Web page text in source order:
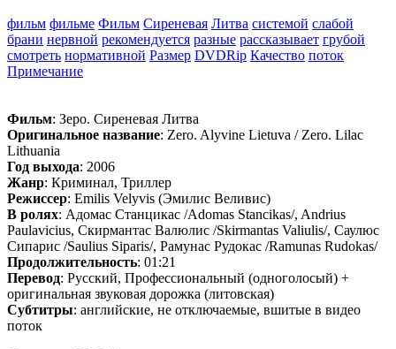
фильм фильме Фильм Сиреневая Литва системой слабой
брани нервной рекомендуется разные рассказывает грубой
смотреть нормативной Размер DVDRip Качество поток
Примечание
Фильм: Зеро. Сиреневая Литва
Оригинальное название: Zero. Alyvine Lietuva / Zero. Lilac
Lithuania
Год выхода: 2006
Жанр: Криминал, Триллер
Режиссер: Emilis Velyvis (Эмилис Веливис)
В ролях: Адомас Станцикас /Adomas Stancikas/, Andrius
Paulavicius, Скирмантас Валюлис /Skirmantas Valiulis/, Саулюс
Сипарис /Saulius Siparis/, Рамунас Рудокас /Ramunas Rudokas/
Продолжительность: 01:21
Перевод: Русский, Профессиональный (одноголосый) +
оригинальная звуковая дорожка (литовская)
Субтитры: английские, не отключаемые, вшитые в видео
поток